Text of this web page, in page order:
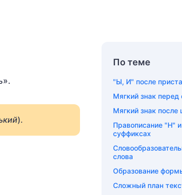
).
По теме
"Ы, И" после
Мягкий знак перед
Мягкий знак
Правописание "Н"
суффиксах
слова
Образование
Сложный план